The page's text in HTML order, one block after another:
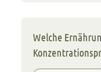
Welche